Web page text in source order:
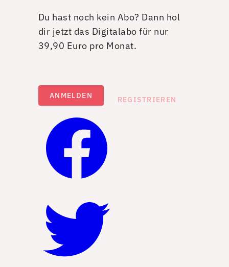
Du hast noch kein Abo? Dann hol
dir jetzt das Digitalabo für nur
39,90 Euro pro Monat.
ANMELDEN REGISTRIEREN